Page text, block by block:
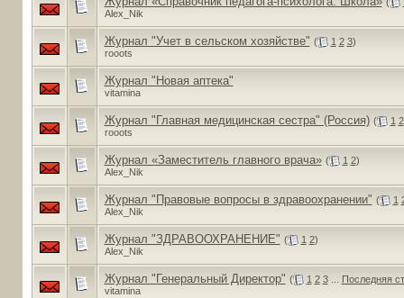
Alex_Nik
Журнал "Учет в сельском хозяйстве" ( 1 2 3)
rooots
Журнал "Новая аптека"
vitamina
Журнал "Главная медицинская сестра" (Россия) ( 1 2
rooots
Журнал «Заместитель главного врача» ( 1 2)
Alex_Nik
Журнал "Правовые вопросы в здравоохранении" ( 1
Alex_Nik
Журнал "ЗДРАВООХРАНЕНИЕ" ( 1 2)
Alex_Nik
Журнал "Генеральный Директор" ( 1 2 3...
Последняя
vitamina